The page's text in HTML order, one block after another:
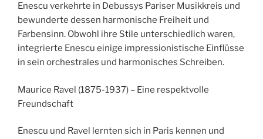
Enescu verkehrte in Debussys Pariser Musikkreis und
bewunderte dessen harmonische Freiheit und
Farbensinn. Obwohl ihre Stile unterschiedlich waren,
integrierte Enescu einige impressionistische Einflüsse
in sein orchestrales und harmonisches Schreiben.
Maurice Ravel (1875-1937) – Eine respektvolle
Freundschaft
Enescu und Ravel lernten sich in Paris kennen und